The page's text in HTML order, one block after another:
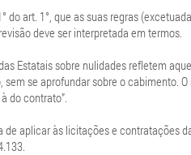
do art. 1°, que as suas regras
deve ser interpretada em termos.
Estatais sobre nulidades refletem
se aprofundar sobre o cabimento.
do contrato”.
aplicar às licitações e contratações